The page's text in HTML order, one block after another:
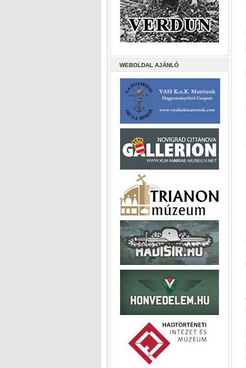
WEBOLDAL AJÁNLÓ